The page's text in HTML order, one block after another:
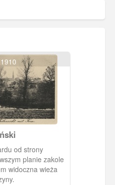
od strony
planie zakole
widoczna wieża